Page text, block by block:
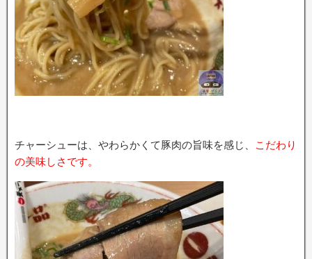
チャーシューは、やわらかくて豚肉の旨味を感じ、
こだわり
の美味しさです。